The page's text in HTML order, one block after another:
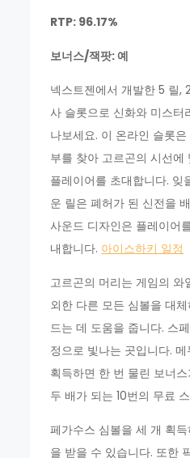
RTP: 96.17%
보너스/잭팟: 예
넥스트젠에서 개발한 5 릴,
사 슬롯으로 신화와 미스터
나보세요. 이 온라인 슬롯
부를 찾아 고르곤의 시선에
플레이어를 초대합니다. 잊
운 릴은 폐허가 된 신전을
사운드 디자인은 플레이어
내합니다. 아이스하키 일정
고르곤의 머리는 게임의 와
외한 다른 모든 심볼을 대
드는 데 도움을 줍니다. 스
정으로 빛나는 곳입니다.
획득하면 한 번 물린 보너
두 배가 되는 10번의 무료
페가수스 심볼을 세 개 획
을 받을 수 있습니다. 또한